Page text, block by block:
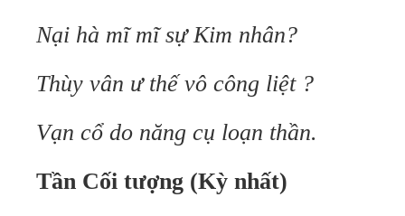
Nại hà mĩ mĩ sự Kim nhân?
Thùy vân ư thế vô công liệt ?
Vạn cổ do năng cụ loạn thần.
Tần Cối tượng (Kỳ nhất)